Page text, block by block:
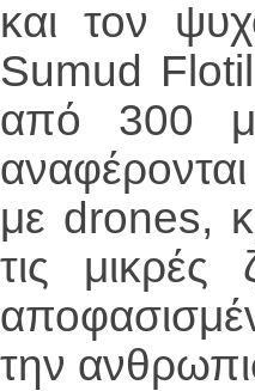
και τον
Sumud
από 300
με drones,
τις μικρές
την